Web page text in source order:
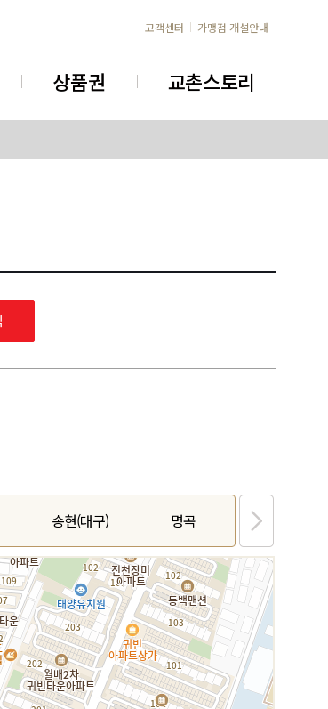
고객센터
가맹점 개설안내
상품권 교촌스토리
송현(대구) 명곡 감삼성당